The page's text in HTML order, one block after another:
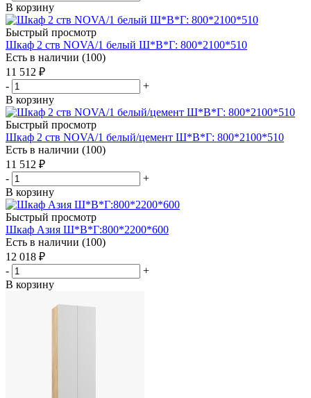
В корзину
Быстрый просмотр
Шкаф 2 ств NOVA/1 белый Ш*В*Г: 800*2100*510
Есть в наличии (100)
11 512 ₽
-
+
В корзину
Быстрый просмотр
Шкаф 2 ств NOVA/1 белый/цемент Ш*В*Г: 800*2100*510
Есть в наличии (100)
11 512 ₽
-
+
В корзину
Быстрый просмотр
Шкаф Азия Ш*В*Г:800*2200*600
Есть в наличии (100)
12 018 ₽
-
+
В корзину